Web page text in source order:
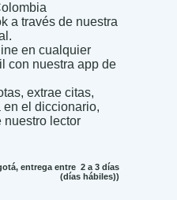
a través de nuestra
en cualquier
con nuestra app de
extrae citas,
en el diccionario,
nuestro lector
entrega entre 2 a 3 días
(días hábiles))